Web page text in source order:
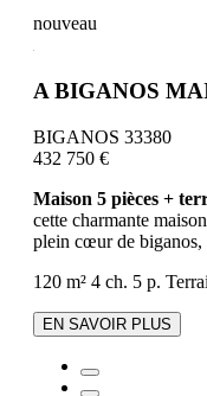
nouveau
A BIGANOS
BIGANOS 33380
432 750 €
Maison 5 pièces +
cette charmante
plein cœur de biganos,
120 m² 4 ch. 5 p.
EN SAVOIR PLUS